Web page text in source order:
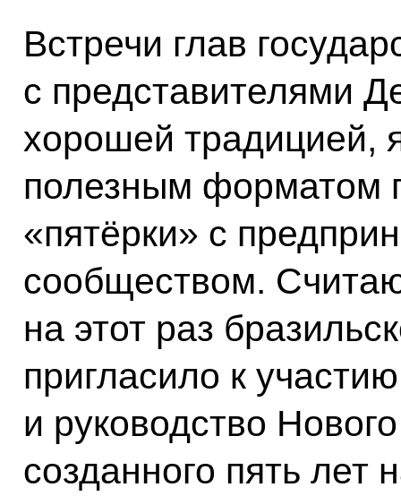
Встречи глав
с представителями
хорошей традицией,
полезным форматом
«пятёрки» с
сообществом.
на этот раз
пригласило к
и руководство
созданного пять